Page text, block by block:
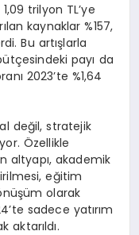
trilyon TL’ye
kaynaklar %157,
Bu artışlarla
payı da
2023’te %1,64
değil, stratejik
Özellikle
altyapı, akademik
eğitim
olarak
sadece yatırım
aktarıldı​.